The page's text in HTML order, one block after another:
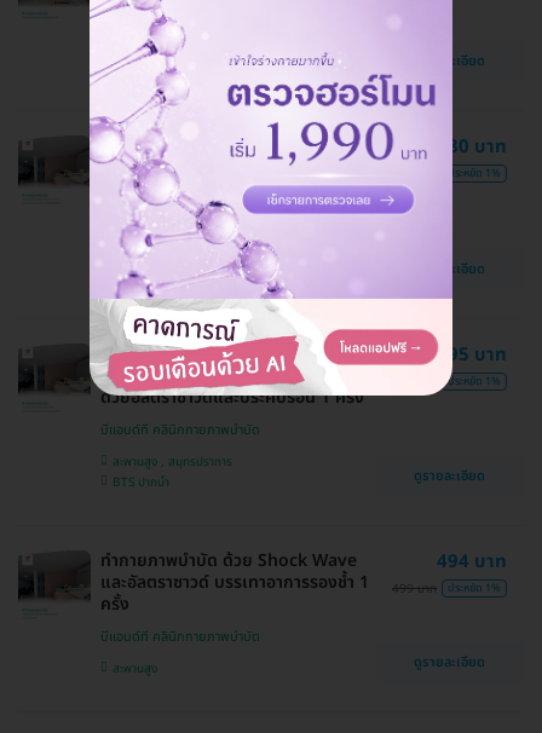
บีแอนด์ที คลินิกกายภาพบำบัด
สมุทรปราการ
BTS ปากน้ำ
ดูรายละเอียด
ทำกายภาพบำบัด ด้วย Shock Wave
และอัลตราซาวด์ เพื่อบรรเทาอาการปวด
คอ บ่า ไหล่ ปวดเรื้อรัง ออฟฟิศซินโดรม
ไหล่ติด นิ้วล็อก และรองช้ำ 1 ครั้ง
บีแอนด์ที คลินิกกายภาพบำบัด
สะพานสูง
980 บาท
ประหยัด 1%
ดูรายละเอียด
ทำกายภาพบำบัด บรรเทาอาการปวด
กล้ามเนื้อ เพิ่มการหมุนเวียนของเลือด
ด้วยอัลตราซาวด์และประคบร้อน 1 ครั้ง
บีแอนด์ที คลินิกกายภาพบำบัด
สะพานสูง , สมุทรปราการ
BTS ปากน้ำ
495 บาท
ประหยัด 1%
ดูรายละเอียด
ทำกายภาพบำบัด ด้วย Shock Wave
และอัลตราซาวด์ บรรเทาอาการรองช้ำ 1
ครั้ง
บีแอนด์ที คลินิกกายภาพบำบัด
สะพานสูง
494 บาท
499 บาท ประหยัด 1%
ดูรายละเอียด